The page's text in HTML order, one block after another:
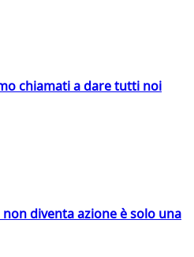
chiamati a dare tutti noi
diventa azione è solo una